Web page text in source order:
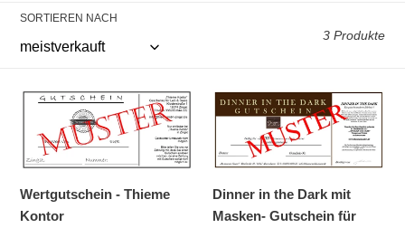
g
o
r
i
e
:
SORTIEREN NACH
3 Produkte
Wertgutschein
Thieme
Kontor
Wertgutschein - Thieme
Kontor
Dinner
in
the
Dark
Dinner in the Dark mit
Masken- Gutschein für